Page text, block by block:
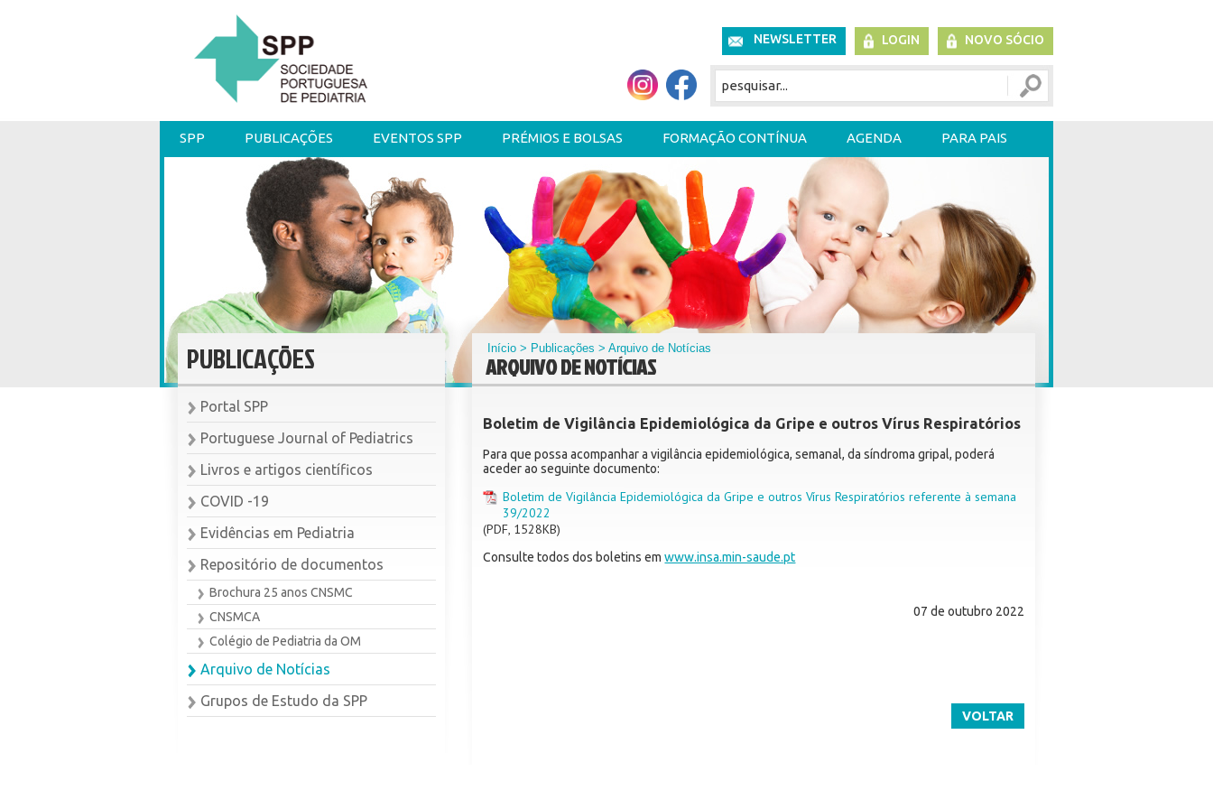
NEWSLETTER LOGIN NOVO SÓCIO
SPP PUBLICAÇÕES EVENTOS SPP PRÉMIOS E BOLSAS FORMAÇÃO CONTÍNUA AGENDA PARA PAIS
PUBLICAÇÕES
Portal SPP
Portuguese Journal of Pediatrics
Livros e artigos científicos
COVID -19
Evidências em Pediatria
Repositório de documentos
Brochura 25 anos CNSMC
CNSMCA
Colégio de Pediatria da OM
Arquivo de Notícias
Grupos de Estudo da SPP
Início > Publicações > Arquivo de Notícias
ARQUIVO DE NOTÍCIAS
Boletim de Vigilância Epidemiológica da Gripe e outros Vírus Respiratórios
Para que possa acompanhar a vigilância epidemiológica, semanal, da síndroma gripal, poderá
aceder ao seguinte documento:
Boletim de Vigilância Epidemiológica da Gripe e outros Vírus Respiratórios referente à semana
39/2022
(PDF, 1528KB)
Consulte todos dos boletins emwww.insa.min-saude.pt
07 de outubro 2022
VOLTAR